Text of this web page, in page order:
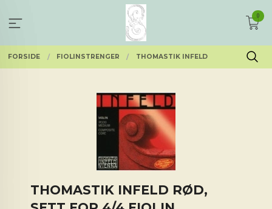
innholdet
0
FORSIDE FIOLINSTRENGER THOMASTIK INFELD
THOMASTIK INFELD RØD,